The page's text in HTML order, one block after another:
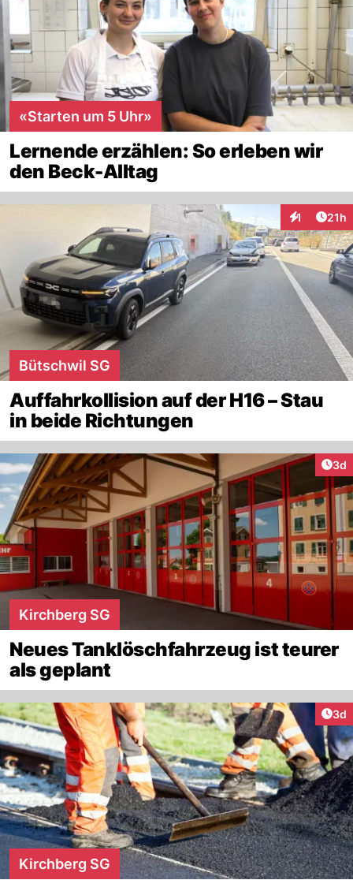
«Starten um 5 Uhr»
Lernende erzählen: So erleben wir
den Beck-Alltag
1 21h
Bütschwil SG
Auffahrkollision auf der H16 – Stau
in beide Richtungen
3d
Kirchberg SG
Neues Tanklöschfahrzeug ist teurer
als geplant
3d
Kirchberg SG